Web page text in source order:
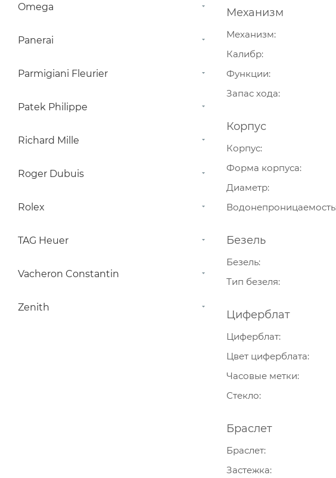
Механизм
Механизм
Калибр
Функции
Запас хода
Корпус
Корпус
Форма корпуса
Диаметр
Водонепроницаемость
Безель
Безель
Тип безеля
Циферблат
Циферблат
Цвет циферблата
Часовые метки
Стекло
Браслет
Браслет
Застежка
Omega
Panerai
Parmigiani Fleurier
Patek Philippe
Richard Mille
Roger Dubuis
Rolex
TAG Heuer
Vacheron Constantin
Zenith